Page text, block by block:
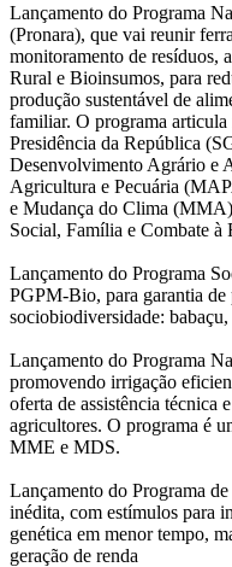
Lançamento do Programa
(Pronara), que vai reunir
monitoramento de resíduos,
Rural e Bioinsumos, para
produção sustentável de
familiar. O programa
Presidência da República
Desenvolvimento Agrário e
Agricultura e Pecuária
e Mudança do Clima
Social, Família e Combate à
Lançamento do Programa
PGPM-Bio, para garantia de
sociobiodiversidade:
Lançamento do Programa
promovendo irrigação
oferta de assistência técnica
agricultores. O programa é
MME e MDS.
Lançamento do Programa
inédita, com estímulos para
genética em menor tempo,
geração de renda